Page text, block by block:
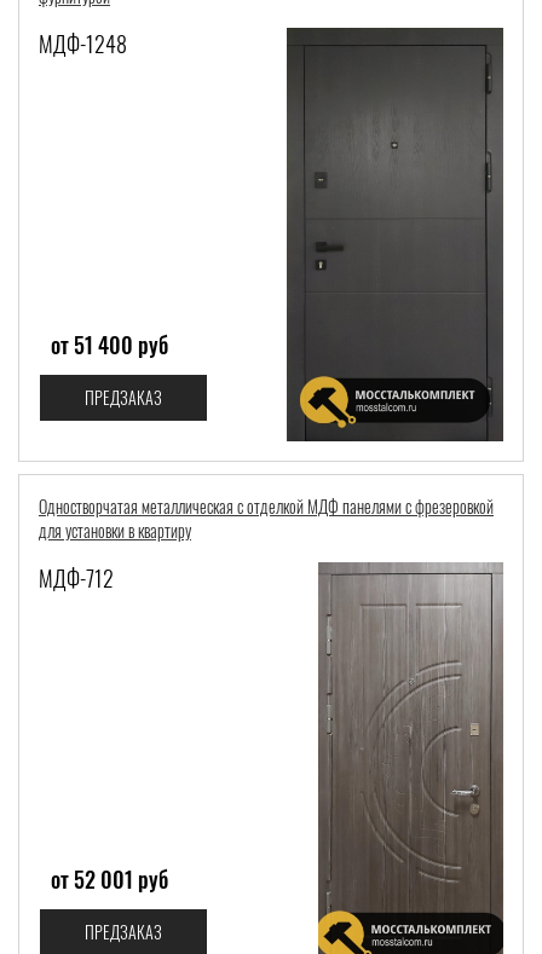
МДФ-1248
от 51 400 руб
ПРЕДЗАКАЗ
Одностворчатая металлическая с отделкой МДФ панелями с фрезеровкой
для установки в квартиру
МДФ-712
от 52 001 руб
ПРЕДЗАКАЗ